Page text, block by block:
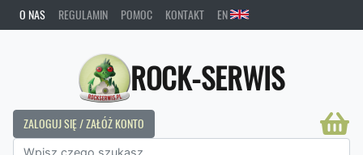
O NAS REGULAMIN POMOC KONTAKT EN
ROCK-SERWIS
ZALOGUJ SIĘ / ZAŁÓŻ KONTO